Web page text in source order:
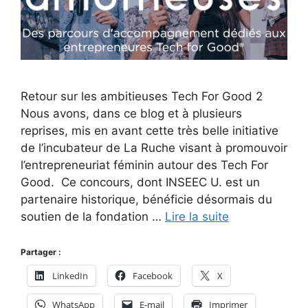
Retour sur les ambitieuses Tech For Good 2
Nous avons, dans ce blog et à plusieurs
reprises, mis en avant cette très belle initiative
de l’incubateur de La Ruche visant à promouvoir
l’entrepreneuriat féminin autour des Tech For
Good. Ce concours, dont INSEEC U. est un
partenaire historique, bénéficie désormais du
soutien de la fondation … Lire la suite
Partager :
LinkedIn Facebook X
WhatsApp E-mail Imprimer